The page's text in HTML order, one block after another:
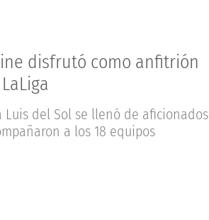
disfrutó como anfitrión
Luis del Sol se llenó de aficionados
a los 18 equipos